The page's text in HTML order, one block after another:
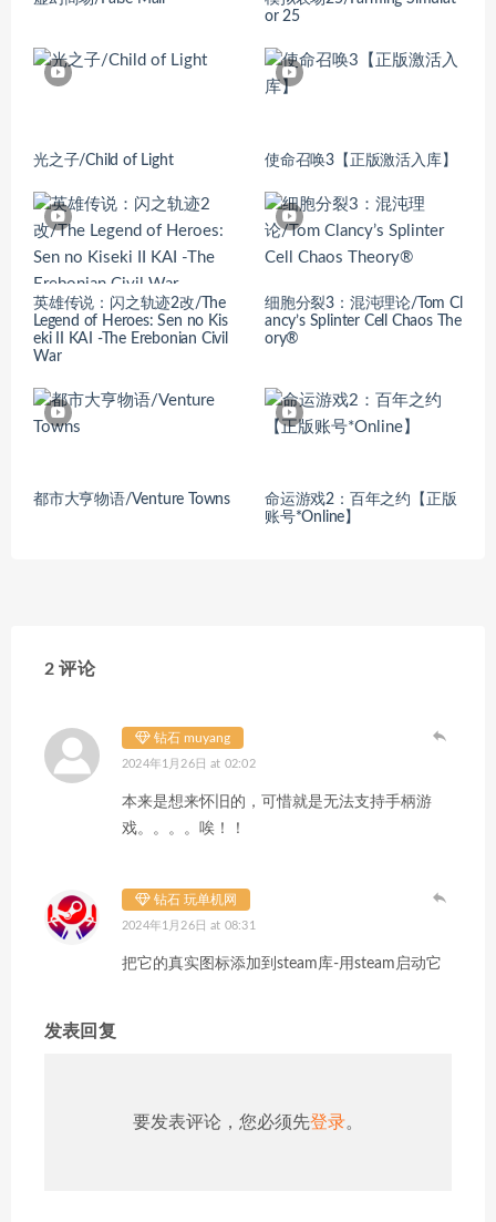
or 25
光之子/Child of Light 使命召唤3【正版激活入库】
英雄传说：闪之轨迹2改/The
Legend of Heroes: Sen no Kis
eki II KAI -The Erebonian Civil
War
细胞分裂3：混沌理论/Tom Cl
ancy’s Splinter Cell Chaos The
ory®
都市大亨物语/Venture Towns
命运游戏2：百年之约【正版
账号*Online】
2 评论
钻石 muyang
2024年1月26日 at 02:02
本来是想来怀旧的，可惜就是无法支持手柄游
戏。。。。唉！！
钻石 玩单机网
2024年1月26日 at 08:31
把它的真实图标添加到steam库-用steam启动它
发表回复
要发表评论，您必须先登录。